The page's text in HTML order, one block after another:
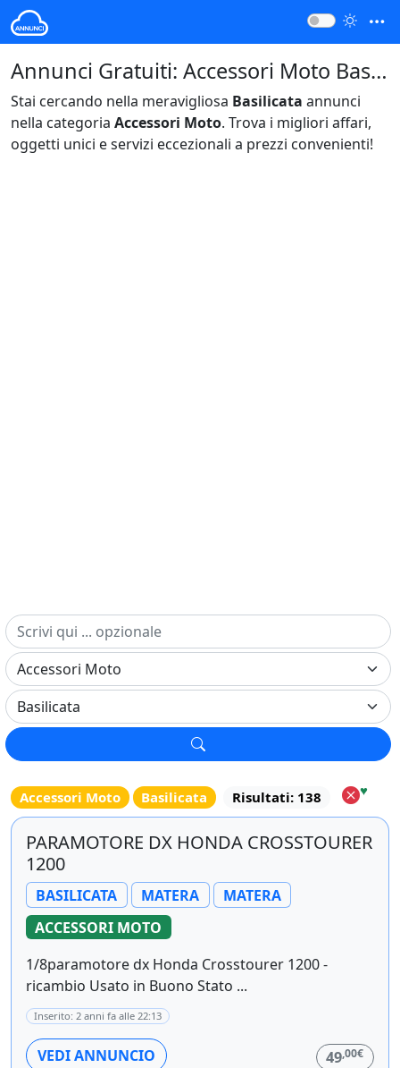
Annunci Gratuiti: Accessori Moto Basilicata Italia
Stai cercando nella meravigliosa Basilicata annunci
nella categoria Accessori Moto. Trova i migliori affari,
oggetti unici e servizi eccezionali a prezzi convenienti!
Accessori Moto Basilicata Risultati: 138 ♥
PARAMOTORE DX HONDA CROSSTOURER
1200
BASILICATA MATERA
MATERA
ACCESSORI MOTO
1/8paramotore dx Honda Crosstourer 1200 -
ricambio Usato in Buono Stato ...
Inserito: 2 anni fa alle 22:13
VEDI ANNUNCIO 49,00€